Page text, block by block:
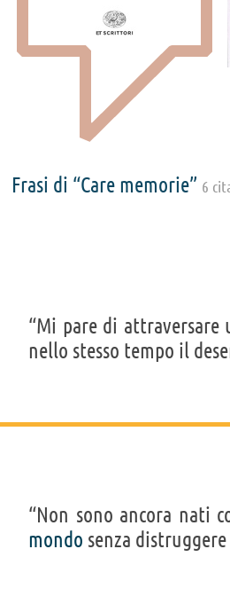
Frasi di “Care memorie” 6
“Mi pare di attraversare
nello stesso tempo il
“Non sono ancora nati
mondo senza